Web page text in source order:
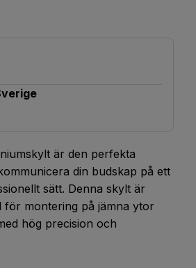
är den perfekta
din budskap på ett
sätt. Denna skylt är
för montering på jämna ytor
hög precision och